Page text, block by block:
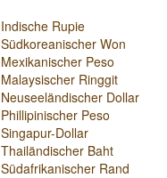
Indische Rupie
Südkoreanischer Won
Mexikanischer Peso
Malaysischer Ringgit
Neuseeländischer Dollar
Phillipinischer Peso
Singapur-Dollar
Thailändischer Baht
Südafrikanischer Rand